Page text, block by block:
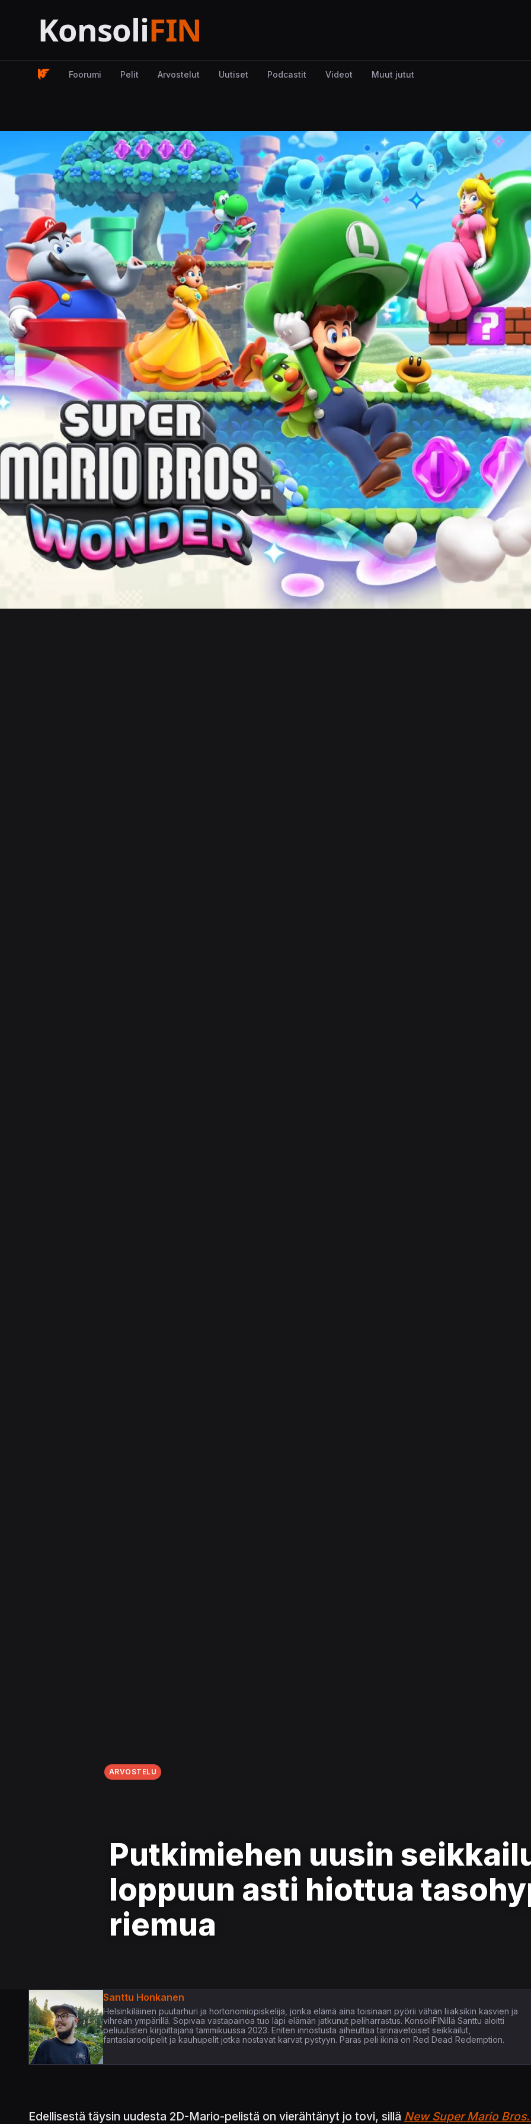
Foorumi Pelit Arvostelut Uutiset Podcastit Videot Muut jutut
ARVOSTELU
Putkimiehen uusin
loppuun asti hiottua
riemua
Santtu Honkanen
Helsinkiläinen puutarhuri ja hortonomiopiskelija, jonka elämä aina toisinaan pyörii vähän liiaksikin kasvien ja
vihreän ympärillä. Sopivaa vastapainoa tuo läpi elämän jatkunut peliharrastus. KonsoliFINillä Santtu aloitti
peliuutisten kirjoittajana tammikuussa 2023. Eniten innostusta aiheuttaa tarinavetoiset seikkailut,
fantasiaroolipelit ja kauhupelit jotka nostavat karvat pystyyn. Paras peli ikinä on Red Dead Redemption.
Edellisestä täysin uudesta 2D-Mario-pelistä on vierähtänyt jo tovi, sillä New Super Mario